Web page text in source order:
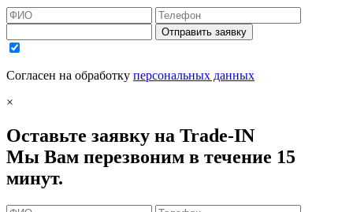
Отправить заявку
Согласен на обработку персональных данных
×
Оставьте заявку на Trade-IN
Мы Вам перезвоним в течение 15
минут.